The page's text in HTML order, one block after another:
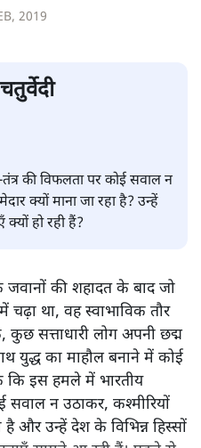
2019
की विफलता पर कोई सवाल न
क्यों माना जा रहा है? उन्हें
हो रही हैं?